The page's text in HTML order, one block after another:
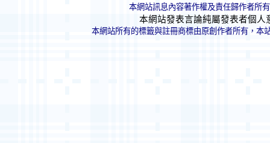
本網站訊息內容著作權及責任歸作者所
本網站發表言論純屬發表者個人
本網站所有的標籤與註冊商標由原創作者所有，本